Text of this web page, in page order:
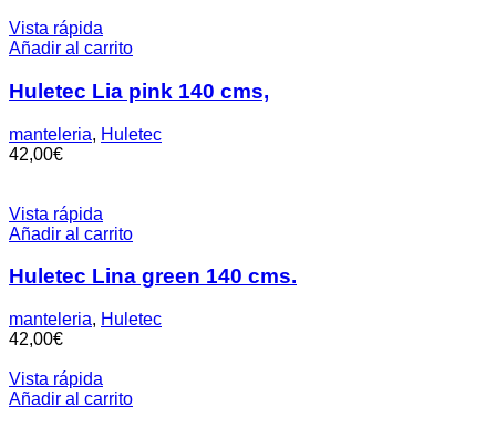
Vista rápida
Añadir al carrito
Huletec Lia pink 140 cms,
manteleria, Huletec
42,00€
Vista rápida
Añadir al carrito
Huletec Lina green 140 cms.
manteleria, Huletec
42,00€
Vista rápida
Añadir al carrito